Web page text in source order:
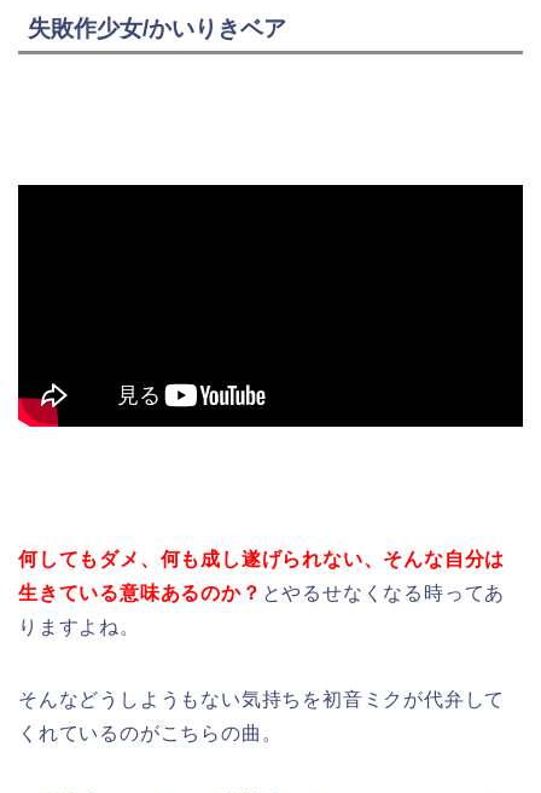
失敗作少女/かいりきベア
何してもダメ、何も成し遂げられない、そんな自分は
生きている意味あるのか？ とやるせなくなる時ってあ
りますよね。
そんなどうしようもない気持ちを初音ミクが代弁して
くれているのがこちらの曲。